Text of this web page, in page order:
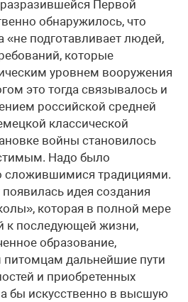
Первой
обнаружилось, что
«не подготавливает людей,
которые
уровнем вооружения
это тогда связывалось и
российской средней
клас­сической
войны становилось
Надо было
сложившимися традициями.
идея создания
которая в полной мере
к последующей жизни,
образование,
дальнейшие пути
и приобретенных
бы искусственно в высшую